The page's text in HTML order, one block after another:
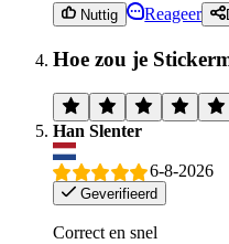
Nuttig Reageer
Hoe zou je
Han Slenter
6-8-2026
Geverifieerd
Correct en snel